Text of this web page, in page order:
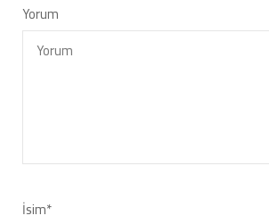
Yorum
İsim*